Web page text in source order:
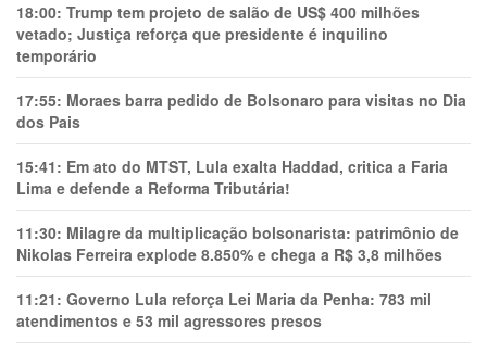
18:00: Trump tem projeto de salão de US$ 400 milhões
vetado; Justiça reforça que presidente é inquilino
temporário
17:55: Moraes barra pedido de Bolsonaro para visitas no Dia
dos Pais
15:41: Em ato do MTST, Lula exalta Haddad, critica a Faria
Lima e defende a Reforma Tributária!
11:30: Milagre da multiplicação bolsonarista: patrimônio de
Nikolas Ferreira explode 8.850% e chega a R$ 3,8 milhões
11:21: Governo Lula reforça Lei Maria da Penha: 783 mil
atendimentos e 53 mil agressores presos